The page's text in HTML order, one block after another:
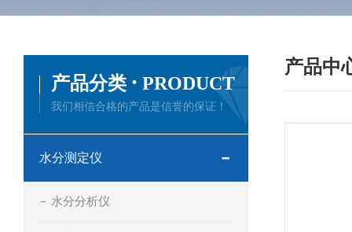
产品中
产品分类 · PRODUCT
我们相信合格的产品是信誉的保证！
水分测定仪
水分分析仪